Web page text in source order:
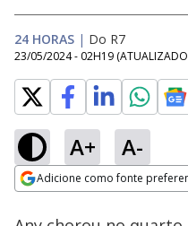
24 HORAS | Do R7
23/05/2024 - 02H19
A+ A-
Adicione como fonte
Ativar
Loaded
35.19%